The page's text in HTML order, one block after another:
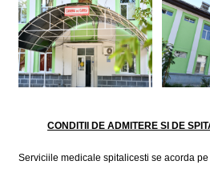
CONDITII DE ADMITERE SI DE
Serviciile medicale spitalicesti se acorda pe